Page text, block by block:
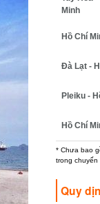
Minh
Hồ Chí
Đà Lạt -
Pleiku -
Hồ Chí
* Chưa bao
trong chuyến
Quy